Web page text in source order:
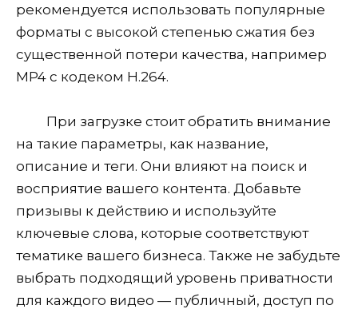
рекомендуется использовать популярные
форматы с высокой степенью сжатия без
существенной потери качества, например
MP4 с кодеком H.264.
При загрузке стоит обратить внимание
на такие параметры, как название,
описание и теги. Они влияют на поиск и
восприятие вашего контента. Добавьте
призывы к действию и используйте
ключевые слова, которые соответствуют
тематике вашего бизнеса. Также не забудьте
выбрать подходящий уровень приватности
для каждого видео — публичный, доступ по